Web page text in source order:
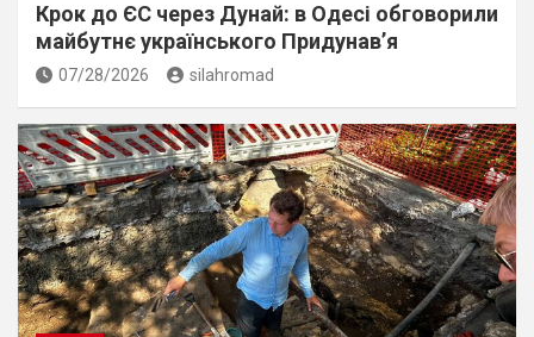
Крок до ЄС через Дунай: в Одесі обговорили
майбутнє українського Придунав’я
07/28/2026 silahromad